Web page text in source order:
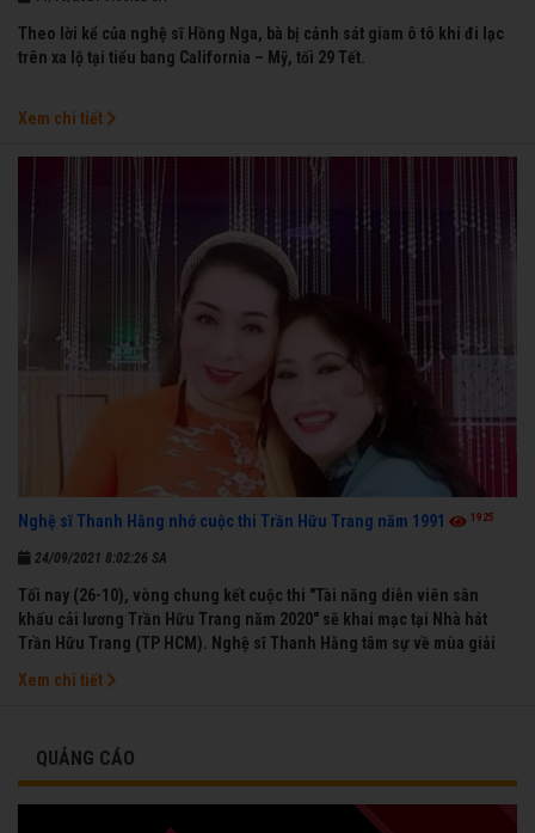
Theo lời kể của nghệ sĩ Hồng Nga, bà bị cảnh sát giam ô tô khi đi lạc
trên xa lộ tại tiểu bang California – Mỹ, tối 29 Tết.
Xem chi tiết
Nghệ sĩ Thanh Hằng nhớ cuộc thi Trần Hữu Trang năm 1991 1925
24/09/2021 8:02:26 SA
Tối nay (26-10), vòng chung kết cuộc thi "Tài năng diễn viên sân
khấu cải lương Trần Hữu Trang năm 2020" sẽ khai mạc tại Nhà hát
Trần Hữu Trang (TP HCM). Nghệ sĩ Thanh Hằng tâm sự về mùa giải
Xem chi tiết
QUẢNG CÁO